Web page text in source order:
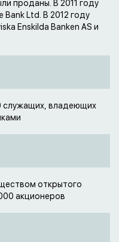
проданы. В 2011 году
Bank Ltd. В 2012 году
Enskilda Banken AS и
служащих, владеющих
открытого
акционеров